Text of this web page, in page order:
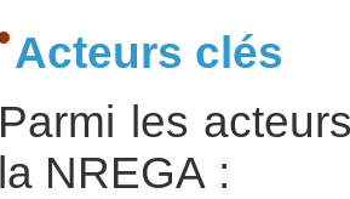
Acteurs clés
Parmi les
la NREGA :